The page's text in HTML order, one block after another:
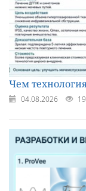
Чем
04.08.2026